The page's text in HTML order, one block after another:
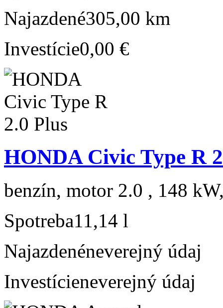
Najazdené305,00 km
Investície0,00 €
HONDA Civic Type R
benzín, motor 2.0 , 148
Spotreba11,14 l
Najazdenéneverejný údaj
Investícieneverejný údaj